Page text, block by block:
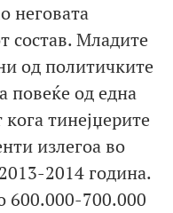
неговата
состав. Младите
од политичките
повеќе од една
тинејџерите
излегоа во
2014 година.
600.000-700.000